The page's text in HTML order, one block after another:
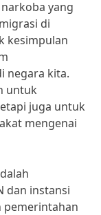
yang
di
kesimpulan
negara kita.
untuk
juga untuk
mengenai
dan instansi
pemerintahan